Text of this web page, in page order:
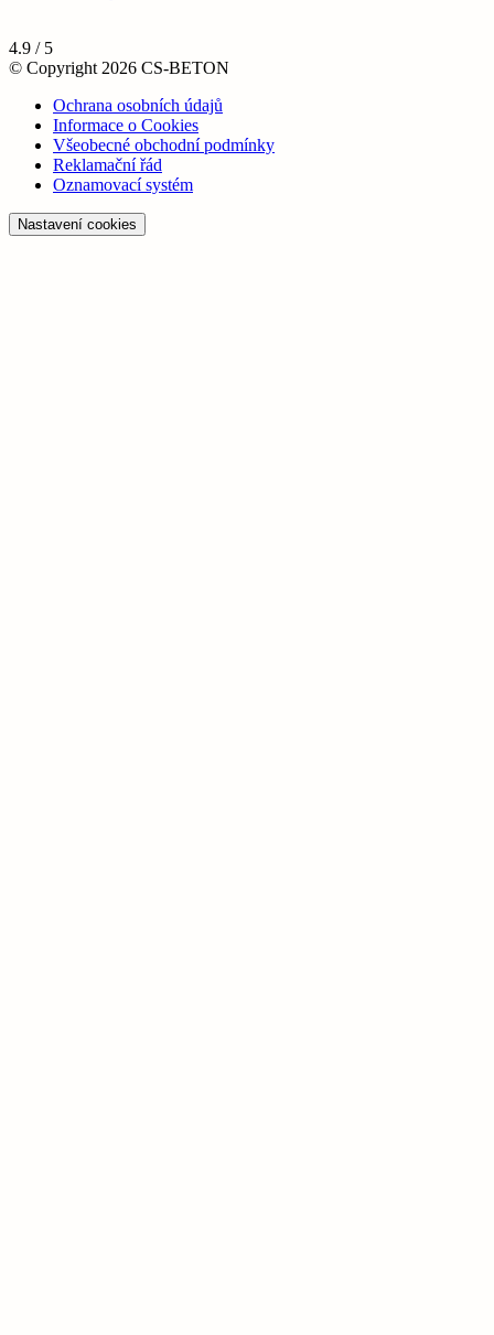
4.9 / 5
© Copyright 2026 CS-BETON
Ochrana osobních údajů
Informace o Cookies
Všeobecné obchodní podmínky
Reklamační řád
Oznamovací systém
Nastavení cookies